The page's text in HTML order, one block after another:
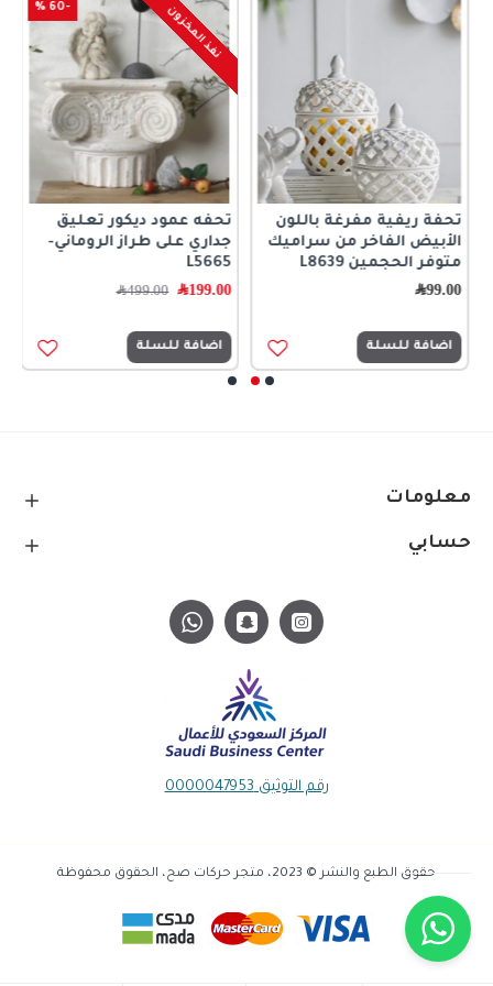
تحفة ريفية مفرغة باللون
الأبيض الفاخر من سراميك
متوفر الحجمين L8639
99.00﷼
اضافة للسلة
-60 % نفذ المخزون
تحفه عمود ديكور تعليق
جداري على طراز الروماني-
L5665
199.00﷼ 499.00﷼
اضافة للسلة
معلومات
حسابي
رقم التوثيق 0000047953
حقوق الطبع والنشر © 2023، متجر حركات صح، الحقوق محفوظة